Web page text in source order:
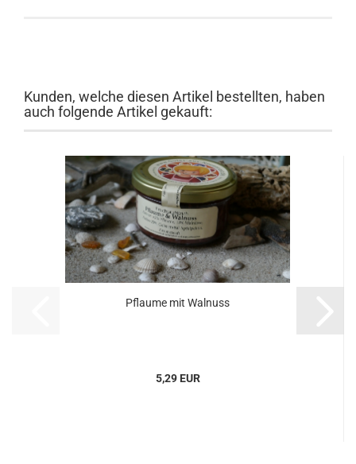
Kunden, welche diesen Artikel bestellten, haben
auch folgende Artikel gekauft:
Pflaume mit Walnuss
5,29 EUR